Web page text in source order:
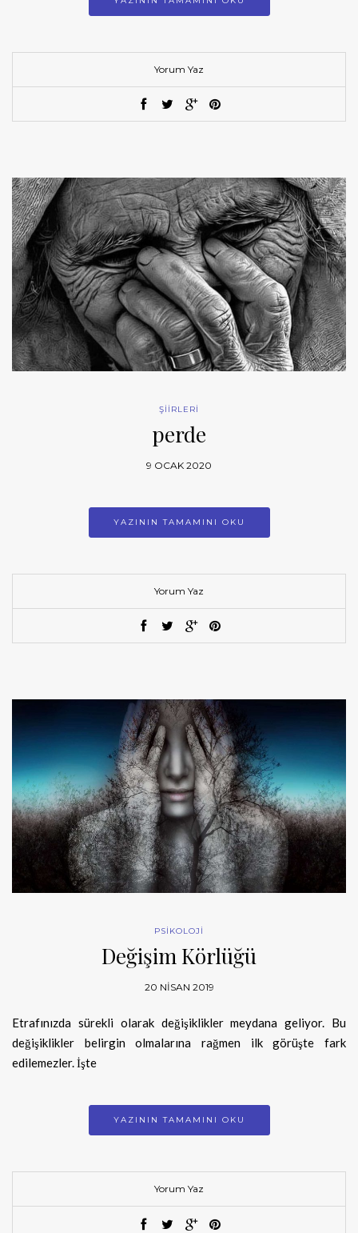
Yorum Yaz
ŞİİRLERİ
perde
9 OCAK 2020
YAZININ TAMAMINI OKU
Yorum Yaz
PSİKOLOJİ
Değişim Körlüğü
20 NISAN 2019
Etrafınızda sürekli olarak değişiklikler meydana geliyor. Bu
değişiklikler belirgin olmalarına rağmen ilk görüşte fark
edilemezler. İşte
YAZININ TAMAMINI OKU
Yorum Yaz